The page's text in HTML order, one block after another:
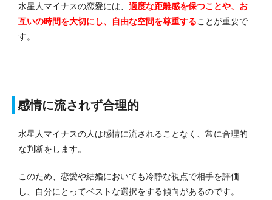
水星人マイナスの恋愛には、 適度な距離感を保つことや、お
互いの時間を大切にし、自由な空間を尊重することが重要で
す。
感情に流されず合理的
水星人マイナスの人は感情に流されることなく、常に合理的
な判断をします。
このため、恋愛や結婚においても冷静な視点で相手を評価
し、自分にとってベストな選択をする傾向があるのです。